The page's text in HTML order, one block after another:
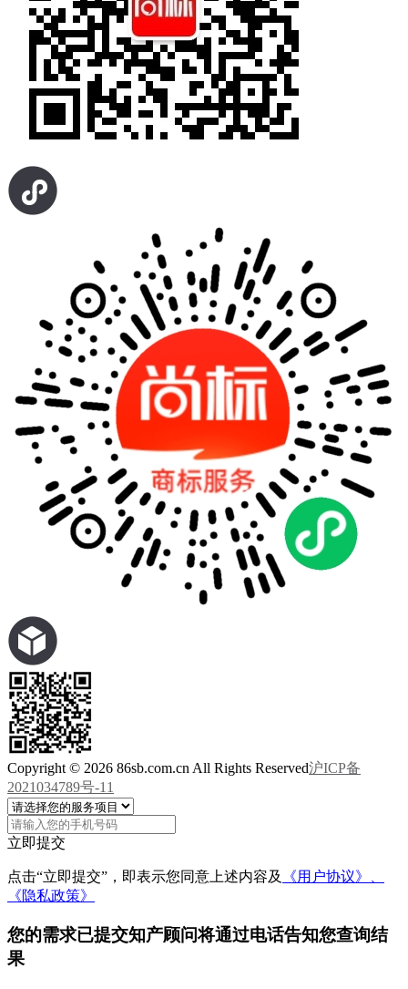
Copyright © 2026 86sb.com.cn All Rights Reserved沪ICP备
2021034789号-11
立即提交
点击“立即提交”，即表示您同意上述内容及
《用户协议》、
《隐私政策》
您的需求已提交知产顾问将通过电话告知您查询结
果